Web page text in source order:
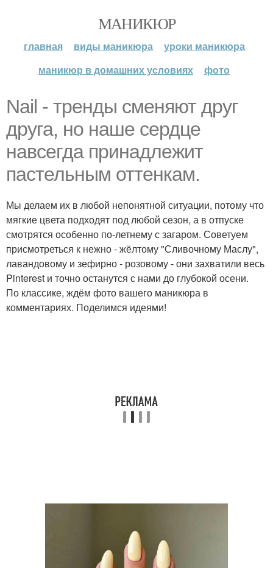
МАНИКЮР
главная виды маникюра
уроки маникюра
маникюр в домашних условиях
фото
Nail - тренды сменяют друг
друга, но наше сердце
навсегда принадлежит
пастельным оттенкам.
Мы делаем их в любой непонятной ситуации, потому что
мягкие цвета подходят под любой сезон, а в отпуске
смотрятся особенно по-летнему с загаром. Советуем
присмотреться к нежно - жёлтому "Сливочному Маслу",
лавандовому и зефирно - розовому - они захватили весь
Pinterest и точно останутся с нами до глубокой осени.
По классике, ждём фото вашего маникюра в
комментариях. Поделимся идеями!